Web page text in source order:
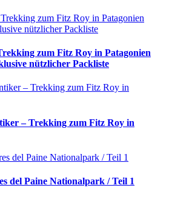
zum Fitz Roy in Patagonien
nützlicher Packliste
– Trekking zum Fitz Roy in
del Paine Nationalpark / Teil 1